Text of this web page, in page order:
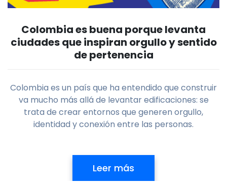
Colombia es buena porque levanta
ciudades que inspiran orgullo y sentido
de pertenencia
Colombia es un país que ha entendido que construir
va mucho más allá de levantar edificaciones: se
trata de crear entornos que generen orgullo,
identidad y conexión entre las personas.
Leer más